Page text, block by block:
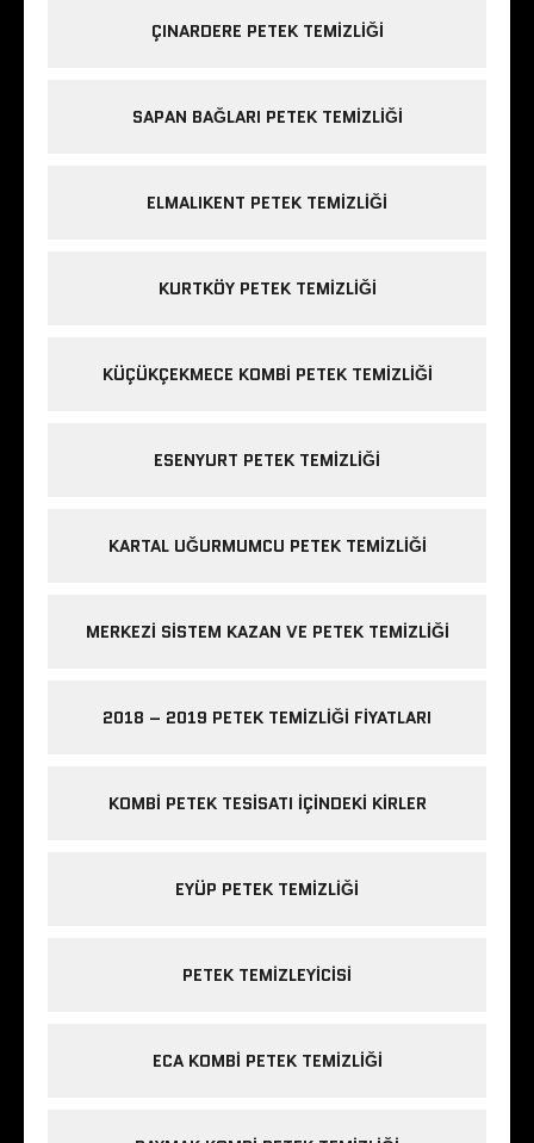
ÇINARDERE PETEK TEMIZLIĞI
SAPAN BAĞLARI PETEK TEMIZLIĞI
ELMALIKENT PETEK TEMIZLIĞI
KURTKÖY PETEK TEMIZLIĞI
KÜÇÜKÇEKMECE KOMBI PETEK TEMIZLIĞI
ESENYURT PETEK TEMIZLIĞI
KARTAL UĞURMUMCU PETEK TEMIZLIĞI
MERKEZI SISTEM KAZAN VE PETEK TEMIZLIĞI
2018 – 2019 PETEK TEMIZLIĞI FIYATLARI
KOMBI PETEK TESISATI IÇINDEKI KIRLER
EYÜP PETEK TEMIZLIĞI
PETEK TEMIZLEYICISI
ECA KOMBI PETEK TEMIZLIĞI